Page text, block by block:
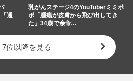
通
乳がんステージ4のYouTuberミミポ
ポ「腫瘍が皮膚から飛び出してき
た」34歳で余命…
7位以降を見る